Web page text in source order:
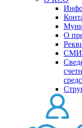
О
СМИ